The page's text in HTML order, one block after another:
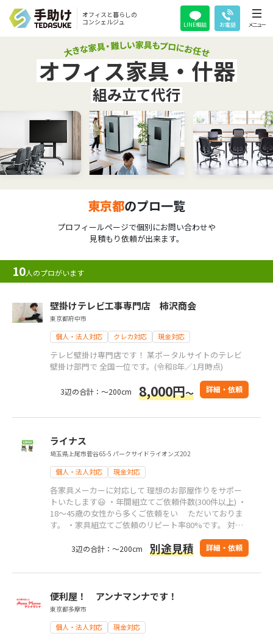
オフィスと暮らしの
コンシェルジュ
LINE相談 お電話 メニュー
オフィス家具・什器
組み立て代行
東京都のプロ一覧
プロフィールページで個別にお問い合わせや
見積もり依頼が出来ます。
10人のプロがいます
壁掛けテレビ工事専門店 柿沢商会
東京都府中市
個人・法人対応 クレカ対応 現金対応
テレビ壁掛け専門店です！ 某ポータルサイトのテレビ
壁掛け部門で 全国一位です。(令和8年／1月時点)
3辺の合計：～200cm 8,000円～ 詳細・依頼
ライナス
埼玉県上尾市菅谷65-5 パークサイドライオンズ202
個人・法人対応 現金対応
各家具メーカーに対応して 理想のお部屋作りをサポー
トいたします😃 ・年間組立てご依頼件数(300件以上) ・
18〜45歳の女性から多くご依頼をい ただいておりま
す。 ・家具組立てご依頼のリピート率80%です。 対応
エリア 1都6県(神奈川県、東京都、千葉県、埼玉県、群
馬県、栃木県、茨城県)
3辺の合計：～200cm 別途見積 詳細・依頼
便利屋！ アンナマンナです！
東京都多摩市
個人・法人対応 現金対応